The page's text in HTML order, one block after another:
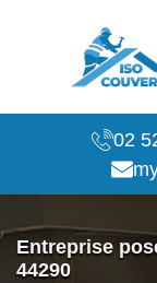
02
Entreprise
44290